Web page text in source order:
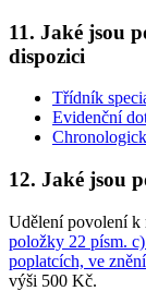
11. Jaké jsou
dispozici
Třídník
Evidenční
12. Jaké jsou
Udělení povolení k
položky 22 písm.
poplatcích, ve
výši 500 Kč.